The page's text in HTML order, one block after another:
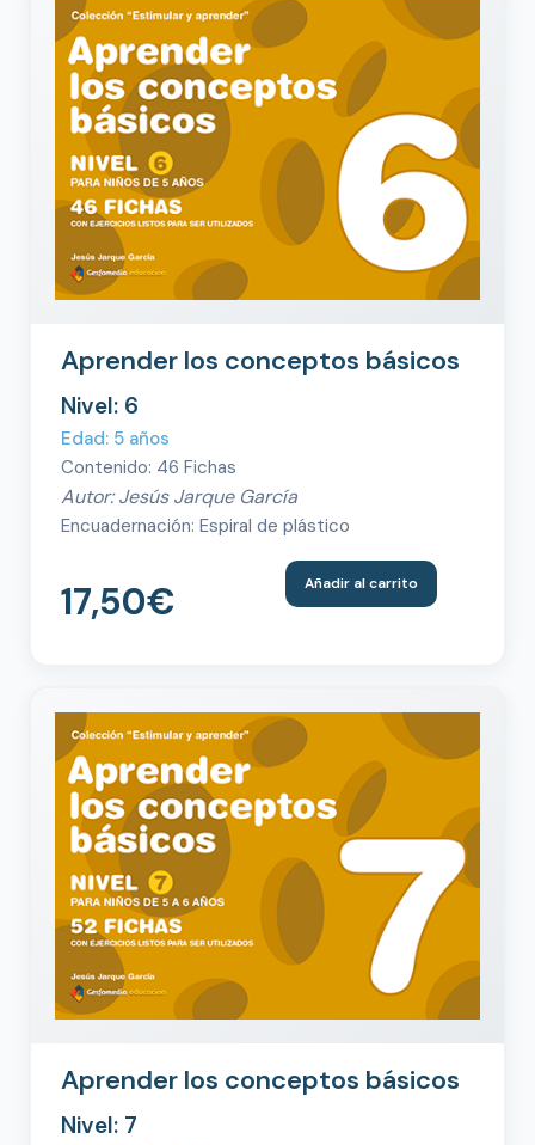
Aprender los conceptos básicos
Nivel: 6
Edad: 5 años
Contenido: 46 Fichas
Autor: Jesús Jarque García
Encuadernación: Espiral de plástico
17,50€ Añadir al carrito
Aprender los conceptos básicos
Nivel: 7